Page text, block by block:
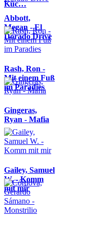
Küc…
Abbott,
Megan - El
Dorado Drive
Rash, Ron -
Mit einem Fuß
im Paradies
Gingeras,
Ryan - Mafia
Gailey, Samuel
W. - Komm
mit mir